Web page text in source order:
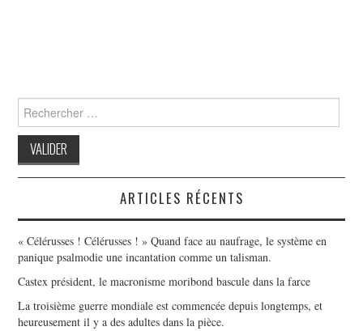
Search
for:
ARTICLES RÉCENTS
« Célérusses ! Célérusses ! » Quand face au naufrage, le système en
panique psalmodie une incantation comme un talisman.
Castex président, le macronisme moribond bascule dans la farce
La troisième guerre mondiale est commencée depuis longtemps, et
heureusement il y a des adultes dans la pièce.